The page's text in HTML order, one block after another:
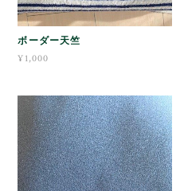
ボーダー天竺
¥1,000